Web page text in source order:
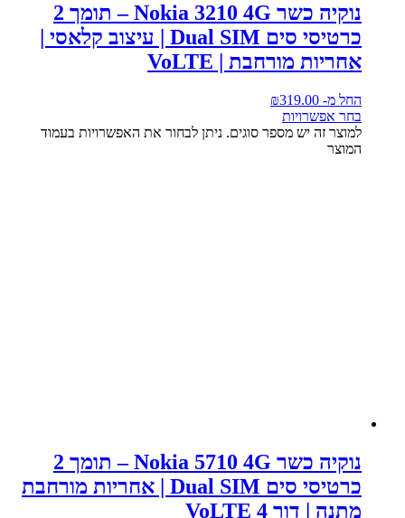
נוקיה כשר Nokia 3210 4G – תומך 2
כרטיסי סים Dual SIM | עיצוב קלאסי |
אחריות מורחבת | VoLTE
החל מ- ₪319.00
בחר אפשרויות
למוצר זה יש מספר סוגים. ניתן לבחור את האפשרויות בעמוד
המוצר
נוקיה כשר Nokia 5710 4G – תומך 2
כרטיסי סים Dual SIM | אחריות מורחבת
מתנה | דור 4 VoLTE